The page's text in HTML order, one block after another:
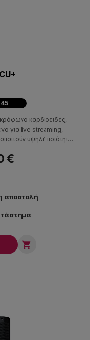
καρδιοειδές,
για live streaming,
υψηλή ποιότητα
για το μικρόφωνο.
€
αποστολή
